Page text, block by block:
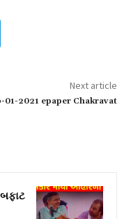
Next article
01-2021 epaper Chakravat